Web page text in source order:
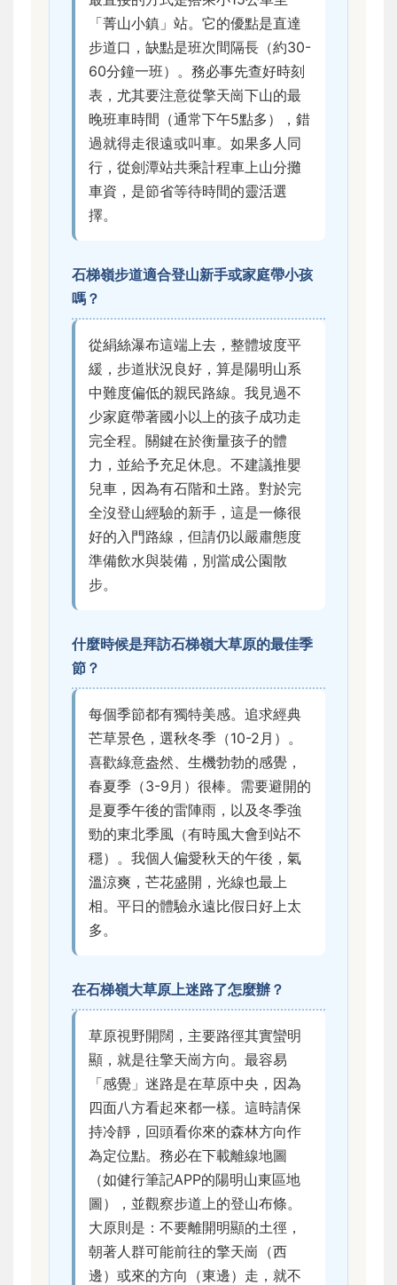
「菁山小鎮」站。它的優點是直達
步道口，缺點是班次間隔長（約30-
60分鐘一班）。務必事先查好時刻
表，尤其要注意從擎天崗下山的最
晚班車時間（通常下午5點多），錯
過就得走很遠或叫車。如果多人同
行，從劍潭站共乘計程車上山分攤
車資，是節省等待時間的靈活選
擇。
石梯嶺步道適合登山新手或家庭帶小孩
嗎？
從絹絲瀑布這端上去，整體坡度平
緩，步道狀況良好，算是陽明山系
中難度偏低的親民路線。我見過不
少家庭帶著國小以上的孩子成功走
完全程。關鍵在於衡量孩子的體
力，並給予充足休息。不建議推嬰
兒車，因為有石階和土路。對於完
全沒登山經驗的新手，這是一條很
好的入門路線，但請仍以嚴肅態度
準備飲水與裝備，別當成公園散
步。
什麼時候是拜訪石梯嶺大草原的最佳季
節？
每個季節都有獨特美感。追求經典
芒草景色，選秋冬季（10-2月）。
喜歡綠意盎然、生機勃勃的感覺，
春夏季（3-9月）很棒。需要避開的
是夏季午後的雷陣雨，以及冬季強
勁的東北季風（有時風大會到站不
穩）。我個人偏愛秋天的午後，氣
溫涼爽，芒花盛開，光線也最上
相。平日的體驗永遠比假日好上太
多。
在石梯嶺大草原上迷路了怎麼辦？
草原視野開闊，主要路徑其實蠻明
顯，就是往擎天崗方向。最容易
「感覺」迷路是在草原中央，因為
四面八方看起來都一樣。這時請保
持冷靜，回頭看你來的森林方向作
為定位點。務必在下載離線地圖
（如健行筆記APP的陽明山東區地
圖），並觀察步道上的登山布條。
大原則是：不要離開明顯的土徑，
朝著人群可能前往的擎天崗（西
邊）或來的方向（東邊）走，就不